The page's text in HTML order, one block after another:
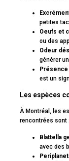
petites
Oeufs et
ou des
Odeur
générer
Présence
est un
Les espèces
À Montréal, les
rencontrées sont :
Blattella
avec des